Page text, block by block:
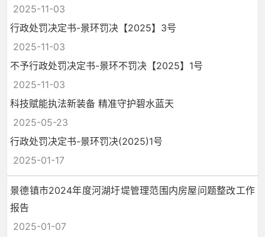
2025-11-03
行政处罚决定书-景环罚决【2025】3号
2025-11-03
不予行政处罚决定书-景环不罚决【2025】1号
2025-11-03
科技赋能执法新装备 精准守护碧水蓝天
2025-05-23
行政处罚决定书-景环罚决(2025)1号
2025-01-17
景德镇市2024年度河湖圩堤管理范围内房屋问题整改工作
报告
2025-01-07